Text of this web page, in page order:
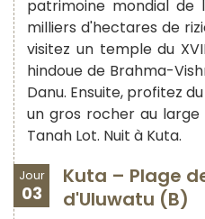
patrimoine mondial de
milliers d'hectares de
visitez un temple du
hindoue de Brahma-
Danu. Ensuite, profitez
un gros rocher au
Tanah Lot. Nuit à Kuta.
Jour
03
Kuta – Plage
d'Uluwatu (B)